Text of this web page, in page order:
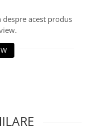
acest produs